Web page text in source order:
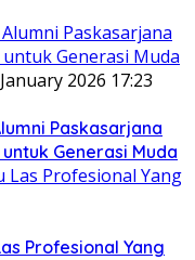
2026 17:23
Paskasarjana
Generasi Muda
Profesional Yang